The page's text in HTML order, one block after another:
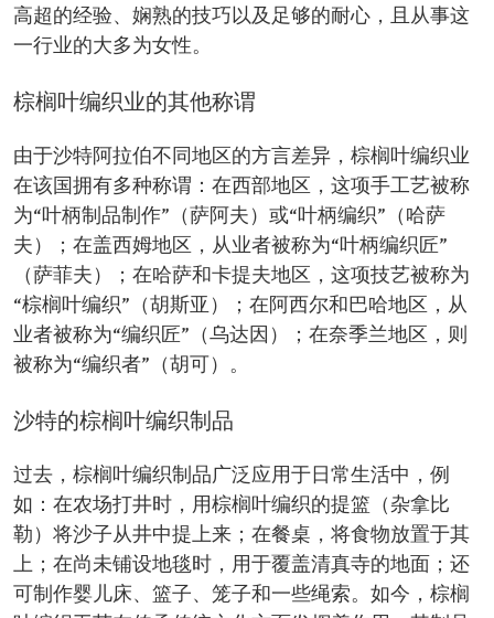
高超的经验、娴熟的技巧以及足够的耐心，且从事这
一行业的大多为女性。
棕榈叶编织业的其他称谓
由于沙特阿拉伯不同地区的方言差异，棕榈叶编织业
在该国拥有多种称谓：在西部地区，这项手工艺被称
为“叶柄制品制作”（萨阿夫）或“叶柄编织”（哈萨
夫）；在盖西姆地区，从业者被称为“叶柄编织匠”
（萨菲夫）；在哈萨和卡提夫地区，这项技艺被称为
“棕榈叶编织”（胡斯亚）；在阿西尔和巴哈地区，从
业者被称为“编织匠”（乌达因）；在奈季兰地区，则
被称为“编织者”（胡可）。
沙特的棕榈叶编织制品
过去，棕榈叶编织制品广泛应用于日常生活中，例
如：在农场打井时，用棕榈叶编织的提篮（杂拿比
勒）将沙子从井中提上来；在餐桌，将食物放置于其
上；在尚未铺设地毯时，用于覆盖清真寺的地面；还
可制作婴儿床、篮子、笼子和一些绳索。如今，棕榈